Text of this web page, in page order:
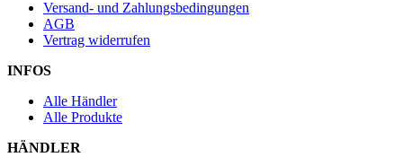
Versand- und Zahlungsbedingungen
AGB
Vertrag widerrufen
INFOS
Alle Händler
Alle Produkte
HÄNDLER